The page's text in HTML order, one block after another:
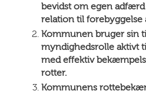
bevidst om egen
relation til forebyggelse
Kommunen bruger sin
myndighedsrolle aktivt
med effektiv
rotter.
Kommunens